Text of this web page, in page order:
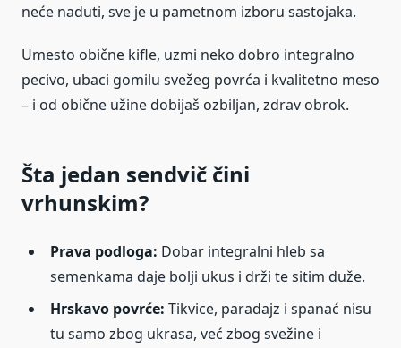
neće naduti, sve je u pametnom izboru sastojaka.
Umesto obične kifle, uzmi neko dobro integralno
pecivo, ubaci gomilu svežeg povrća i kvalitetno meso
– i od obične užine dobijaš ozbiljan, zdrav obrok.
Šta jedan sendvič čini
vrhunskim?
Prava podloga: Dobar integralni hleb sa
semenkama daje bolji ukus i drži te sitim duže.
Hrskavo povrće: Tikvice, paradajz i spanać nisu
tu samo zbog ukrasa, već zbog svežine i